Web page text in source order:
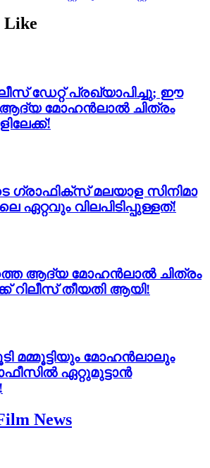
Like
ഡേറ്റ് പ്രഖ്യാപിച്ചു; ഈ
മോഹൻലാൽ ചിത്രം
ഗ്രാഫിക്സ് മലയാള സിനിമാ
ഏറ്റവും വിലപിടിപ്പുള്ളത്!
ആദ്യ മോഹൻലാൽ ചിത്രം
റിലീസ് തീയതി ആയി!
മമ്മൂട്ടിയും മോഹന്‍ലാലും
ഏറ്റുമുട്ടാന്‍
News